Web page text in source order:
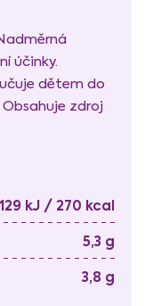
účinky.
dětem do
zdroj
kJ / 270 kcal
5,3 g
3,8 g